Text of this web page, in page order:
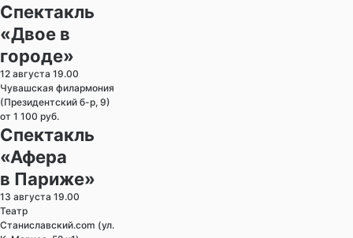
Спектакль
«Двое в
городе»
12 августа 19.00
Чувашская филармония
(Президентский б-р, 9)
от 1 100 руб.
Спектакль
«Афера
в Париже»
13 августа 19.00
Театр
Станиславский.com (ул.